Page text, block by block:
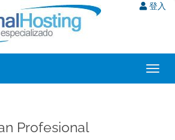
登入
Profesional